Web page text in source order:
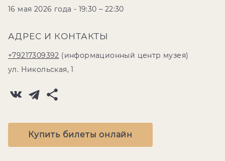
16 мая 2026 года - 19:30 – 22:30
АДРЕС И КОНТАКТЫ
+79217309392 (информационный центр музея)
ул. Никольская, 1
Купить билеты онлайн